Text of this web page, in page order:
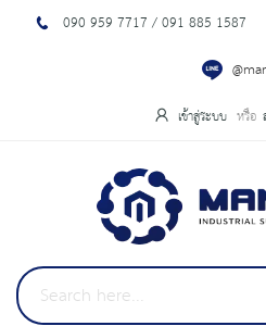
090 959 7717 / 091 885 1587
เข้าสู่ระบบ